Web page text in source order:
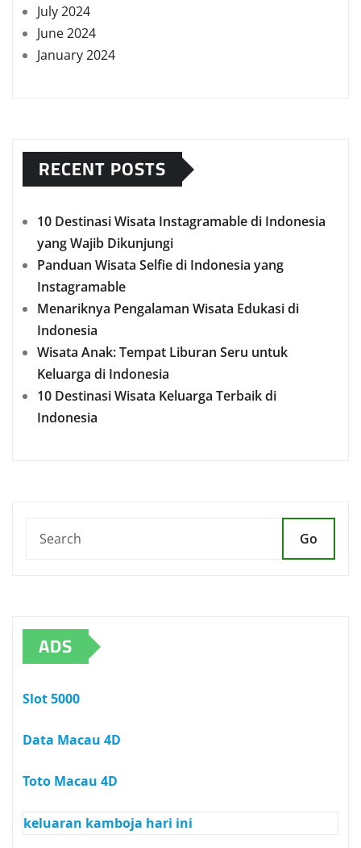
July 2024
June 2024
January 2024
RECENT POSTS
10 Destinasi Wisata Instagramable di Indonesia
yang Wajib Dikunjungi
Panduan Wisata Selfie di Indonesia yang
Instagramable
Menariknya Pengalaman Wisata Edukasi di
Indonesia
Wisata Anak: Tempat Liburan Seru untuk
Keluarga di Indonesia
10 Destinasi Wisata Keluarga Terbaik di
Indonesia
Go
ADS
Slot 5000
Data Macau 4D
Toto Macau 4D
keluaran kamboja hari ini